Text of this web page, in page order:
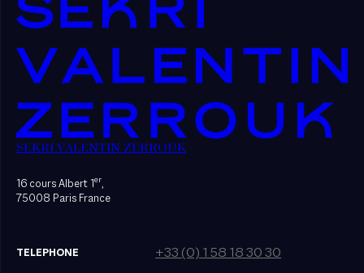
SEKRI VALENTIN ZERROUK
16 cours Albert 1er,
75008 Paris France
TELEPHONE +33 (0) 1 58 18 30 30